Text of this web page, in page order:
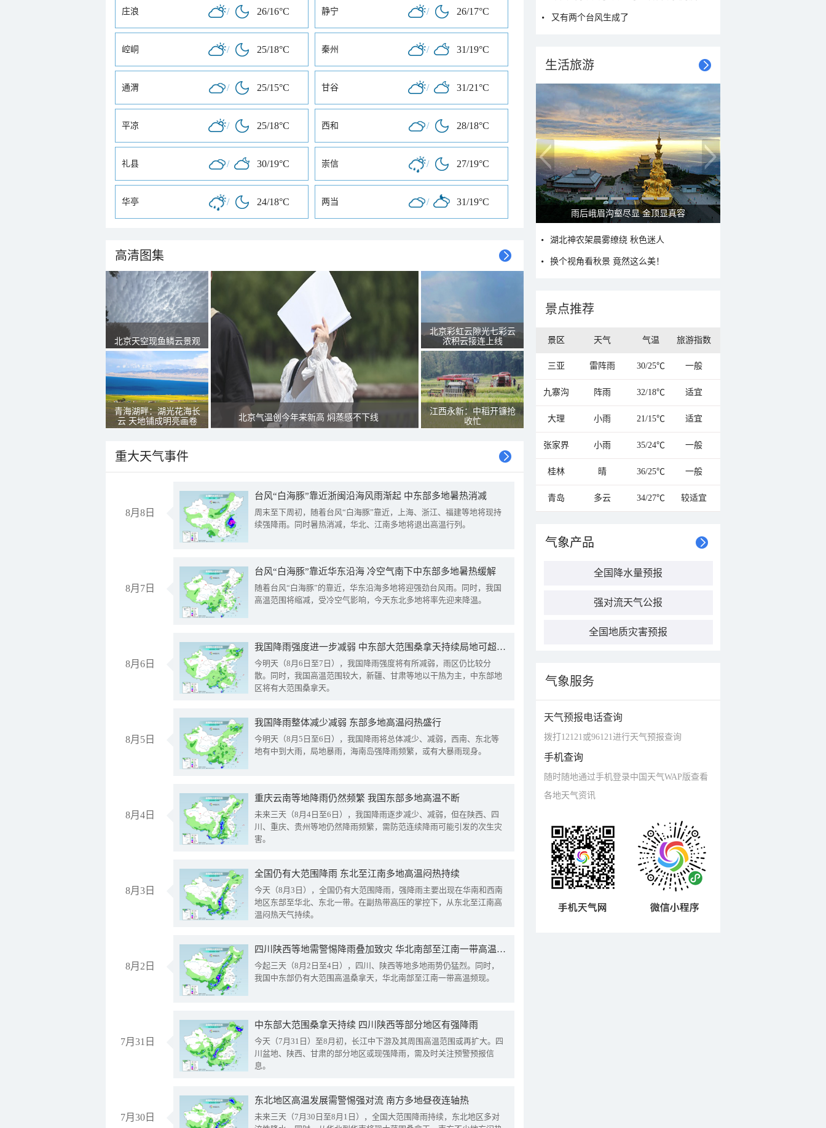
庄浪 / 26/16°C 静宁 / 26/17°C
崆峒 / 25/18°C 秦州 / 31/19°C
通渭 / 25/15°C 甘谷 / 31/21°C
平凉 / 25/18°C 西和 / 28/18°C
礼县 / 30/19°C 崇信 / 27/19°C
华亭 / 24/18°C 两当 / 31/19°C
高清图集
北京天空现鱼鳞云景观
青海湖畔：湖光花海长
云 天地铺成明亮画卷
北京气温创今年来新高 焖蒸感不下线
北京彩虹云隙光七彩云
浓积云接连上线
江西永新：中稻开镰抢
收忙
重大天气事件
8月8日
台风“白海豚”靠近浙闽沿海风雨渐起 中东部多地暑热消减
周末至下周初，随着台风“白海豚”靠近，上海、浙江、福建等地将现持
续强降雨。同时暑热消减，华北、江南多地将退出高温行列。
8月7日
台风“白海豚”靠近华东沿海 冷空气南下中东部多地暑热缓解
随着台风“白海豚”的靠近，华东沿海多地将迎强劲台风雨。同时，我国
高温范围将缩减，受冷空气影响，今天东北多地将率先迎来降温。
8月6日
我国降雨强度进一步减弱 中东部大范围桑拿天持续局地可超38℃
今明天（8月6日至7日），我国降雨强度将有所减弱，雨区仍比较分
散。同时，我国高温范围较大，新疆、甘肃等地以干热为主，中东部地
区将有大范围桑拿天。
8月5日
我国降雨整体减少减弱 东部多地高温闷热盛行
今明天（8月5日至6日），我国降雨将总体减少、减弱，西南、东北等
地有中到大雨，局地暴雨，海南岛强降雨频繁，或有大暴雨现身。
8月4日
重庆云南等地降雨仍然频繁 我国东部多地高温不断
未来三天（8月4日至6日），我国降雨逐步减少、减弱，但在陕西、四
川、重庆、贵州等地仍然降雨频繁，需防范连续降雨可能引发的次生灾
害。
8月3日
全国仍有大范围降雨 东北至江南多地高温闷热持续
今天（8月3日），全国仍有大范围降雨，强降雨主要出现在华南和西南
地区东部至华北、东北一带。在副热带高压的掌控下，从东北至江南高
温闷热天气持续。
8月2日
四川陕西等地需警惕降雨叠加致灾 华北南部至江南一带高温频现
今起三天（8月2日至4日），四川、陕西等地多地雨势仍猛烈。同时，
我国中东部仍有大范围高温桑拿天，华北南部至江南一带高温频现。
7月31日
中东部大范围桑拿天持续 四川陕西等部分地区有强降雨
今天（7月31日）至8月初，长江中下游及其周围高温范围或再扩大。四
川盆地、陕西、甘肃的部分地区或现强降雨，需及时关注预警预报信
息。
7月30日
东北地区高温发展需警惕强对流 南方多地昼夜连轴热
未来三天（7月30日至8月1日），全国大范围降雨持续，东北地区多对
又有两个台风生成了
生活旅游
雨后峨眉沟壑尽显 金顶显真容
湖北神农架晨雾缭绕 秋色迷人
换个视角看秋景 竟然这么美！
景点推荐
景区 天气 气温 旅游指数
三亚 雷阵雨 30/25℃ 一般
九寨沟 阵雨 32/18℃ 适宜
大理 小雨 21/15℃ 适宜
张家界 小雨 35/24℃ 一般
桂林 晴 36/25℃ 一般
青岛 多云 34/27℃ 较适宜
气象产品
全国降水量预报
强对流天气公报
全国地质灾害预报
气象服务
天气预报电话查询
拨打12121或96121进行天气预报查询
手机查询
随时随地通过手机登录中国天气WAP版查看
各地天气资讯